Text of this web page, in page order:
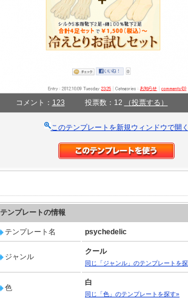
コメント： 123 投票数：12 （投票する）
このテンプレートを新規ウィンドウで開
テンプレートの情報
テンプレート名 psychedelic
ジャンル
クール
同じ「ジャンル」のテンプレートを
色
白
同じ「色」のテンプレートを探す»